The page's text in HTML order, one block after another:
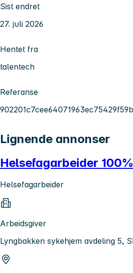
Sist endret
27. juli 2026
Hentet fra
talentech
Referanse
Lignende annonser
Helsefagarbeider 100%
Helsefagarbeider
Arbeidsgiver
Lyngbakken sykehjem avdeling 5,